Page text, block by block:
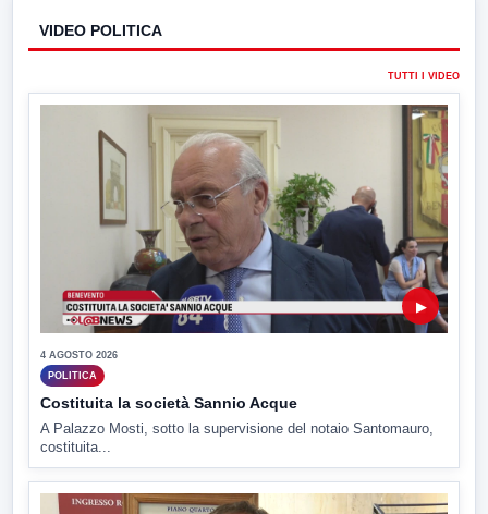
VIDEO POLITICA
TUTTI I VIDEO
▶
4 AGOSTO 2026
POLITICA
Costituita la società Sannio Acque
A Palazzo Mosti, sotto la supervisione del notaio Santomauro,
costituita...